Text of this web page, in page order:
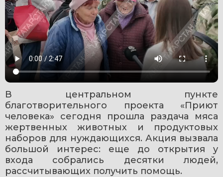
В центральном пункте
благотворительного проекта «Приют
человека» сегодня прошла раздача мяса
жертвенных животных и продуктовых
наборов для нуждающихся. Акция вызвала
большой интерес: еще до открытия у
входа собрались десятки людей,
рассчитывающих получить помощь.